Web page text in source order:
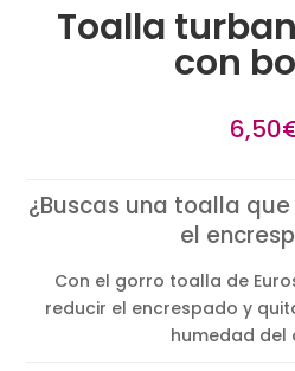
Toalla
con
6,50
¿Buscas una toalla
el
Con el gorro toalla de
reducir el encrespado y
humedad del